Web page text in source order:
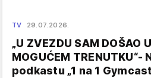
TV 29.07.2026.
„U ZVEZDU SAM DOŠAO
MOGUĆEM
podkastu „1 na 1